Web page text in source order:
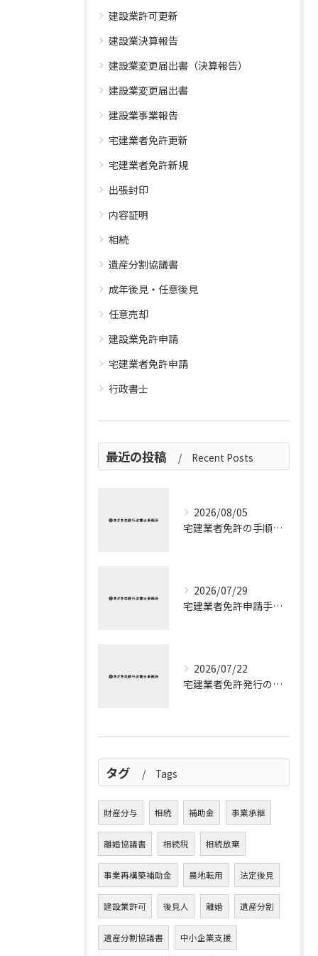
建設業許可更新
建設業決算報告
建設業変更届出書（決算報告）
建設業変更届出書
建設業事業報告
宅建業者免許更新
宅建業者免許新規
出張封印
内容証明
相続
遺産分割協議書
成年後見・任意後見
任意売却
建設業免許申請
宅建業者免許申請
行政書士
最近の投稿 Recent Posts
2026/08/05
宅建業者免許の手順を流れと申請ポイントでわかりやすく整理
2026/07/29
宅建業者免許申請手数料を埼玉県所沢市で無駄なく把握する実践的ガイド
2026/07/22
宅建業者免許発行の流れと宅建業者免許申請の全ステップ徹底解説
タグ Tags
財産分与 相続 補助金 事業承継
離婚協議書 相続税 相続放棄
事業再構築補助金 農地転用 法定後見
建設業許可 後見人 離婚 遺産分割
遺産分割協議書 中小企業支援